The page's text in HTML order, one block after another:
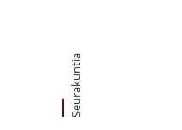
Seurakuntia